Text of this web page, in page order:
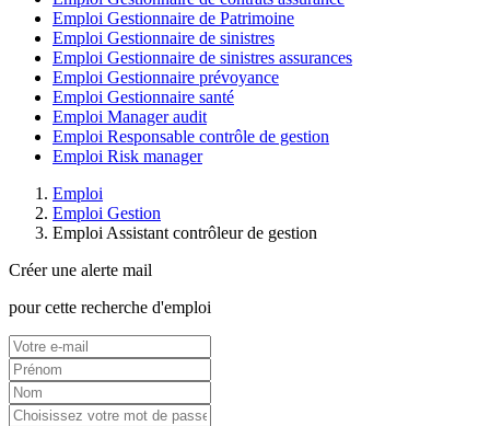
Emploi Gestionnaire de Patrimoine
Emploi Gestionnaire de sinistres
Emploi Gestionnaire de sinistres assurances
Emploi Gestionnaire prévoyance
Emploi Gestionnaire santé
Emploi Manager audit
Emploi Responsable contrôle de gestion
Emploi Risk manager
Emploi
Emploi Gestion
Emploi Assistant contrôleur de gestion
Créer une alerte mail
pour cette recherche d'emploi